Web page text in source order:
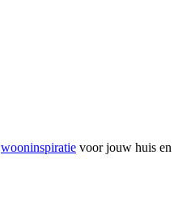
wooninspiratie voor jouw huis en